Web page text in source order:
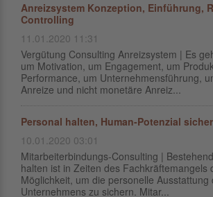
Anreizsystem Konzeption, Einführung,
Controlling
11.01.2020 11:31
Vergütung Consulting Anreizsystem | Es
um Motivation, um Engagement, um
Performance, um Unternehmensführung,
Anreize und nicht monetäre Anreiz...
Personal halten, Human-Potenzial
10.01.2020 03:01
Mitarbeiterbindungs-Consulting |
halten ist in Zeiten des Fachkräftemangels
Möglichkeit, um die personelle Ausstattung
Unternehmens zu sichern. Mitar...